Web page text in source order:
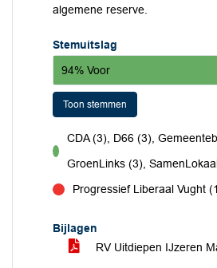
algemene reserve.
Stemuitslag
94% Voor
Toon stemmen
voor
CDA (3), D66 (3),
GroenLinks (3),
Progressief Liberaal Vught
Bijlagen
RV Uitdiepen IJzeren